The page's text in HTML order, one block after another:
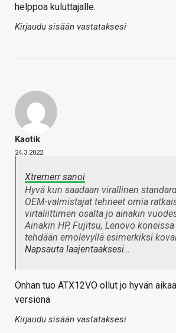
helppoa kuluttajalle.
Kirjaudu sisään vastataksesi
Kaotik
24.3.2022
Xtremerr sanoi
Hyvä kun saadaan virallinen
OEM-valmistajat tehneet omia
virtaliittimen osalta jo ainakin
Ainakin HP, Fujitsu, Lenovo
tehdään emolevyllä esimerkiksi
Napsauta laajentaaksesi…
Onhan tuo ATX12VO ollut jo hyvän
versiona
Kirjaudu sisään vastataksesi